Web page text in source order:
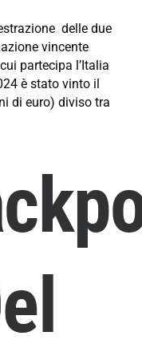
delle due
vincente
partecipa l’Italia
è stato vinto il
di euro) diviso tra